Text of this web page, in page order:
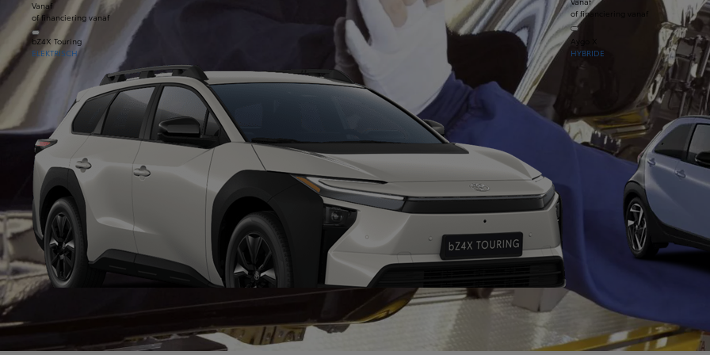
Vanaf
of financiering vanaf
of financiering vanaf
bZ4X Touring
ELEKTRISCH
Aygo X
HYBRIDE
Vanaf